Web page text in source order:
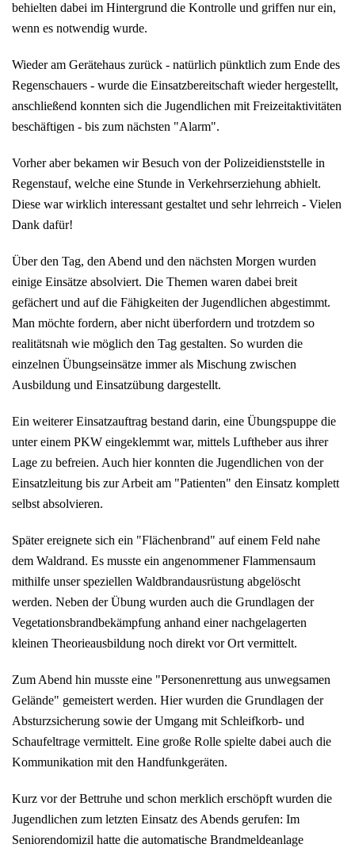
behielten dabei im Hintergrund die Kontrolle und griffen nur ein,
wenn es notwendig wurde.
Wieder am Gerätehaus zurück - natürlich pünktlich zum Ende des
Regenschauers - wurde die Einsatzbereitschaft wieder hergestellt,
anschließend konnten sich die Jugendlichen mit Freizeitaktivitäten
beschäftigen - bis zum nächsten "Alarm".
Vorher aber bekamen wir Besuch von der Polizeidienststelle in
Regenstauf, welche eine Stunde in Verkehrserziehung abhielt.
Diese war wirklich interessant gestaltet und sehr lehrreich - Vielen
Dank dafür!
Über den Tag, den Abend und den nächsten Morgen wurden
einige Einsätze absolviert. Die Themen waren dabei breit
gefächert und auf die Fähigkeiten der Jugendlichen abgestimmt.
Man möchte fordern, aber nicht überfordern und trotzdem so
realitätsnah wie möglich den Tag gestalten. So wurden die
einzelnen Übungseinsätze immer als Mischung zwischen
Ausbildung und Einsatzübung dargestellt.
Ein weiterer Einsatzauftrag bestand darin, eine Übungspuppe die
unter einem PKW eingeklemmt war, mittels Luftheber aus ihrer
Lage zu befreien. Auch hier konnten die Jugendlichen von der
Einsatzleitung bis zur Arbeit am "Patienten" den Einsatz komplett
selbst absolvieren.
Später ereignete sich ein "Flächenbrand" auf einem Feld nahe
dem Waldrand. Es musste ein angenommener Flammensaum
mithilfe unser speziellen Waldbrandausrüstung abgelöscht
werden. Neben der Übung wurden auch die Grundlagen der
Vegetationsbrandbekämpfung anhand einer nachgelagerten
kleinen Theorieausbildung noch direkt vor Ort vermittelt.
Zum Abend hin musste eine "Personenrettung aus unwegsamen
Gelände" gemeistert werden. Hier wurden die Grundlagen der
Absturzsicherung sowie der Umgang mit Schleifkorb- und
Schaufeltrage vermittelt. Eine große Rolle spielte dabei auch die
Kommunikation mit den Handfunkgeräten.
Kurz vor der Bettruhe und schon merklich erschöpft wurden die
Jugendlichen zum letzten Einsatz des Abends gerufen: Im
Seniorendomizil hatte die automatische Brandmeldeanlage